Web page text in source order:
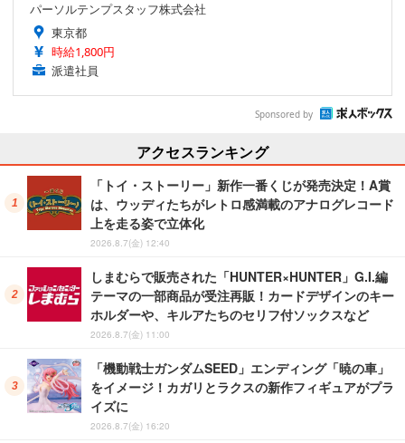
パーソルテンプスタッフ株式会社
東京都
時給1,800円
派遣社員
Sponsored by
アクセスランキング
「トイ・ストーリー」新作一番くじが発売決定！A賞
は、ウッディたちがレトロ感満載のアナログレコード
上を走る姿で立体化
2026.8.7(金) 12:40
しまむらで販売された「HUNTER×HUNTER」G.I.編
テーマの一部商品が受注再販！カードデザインのキー
ホルダーや、キルアたちのセリフ付ソックスなど
2026.8.7(金) 11:00
「機動戦士ガンダムSEED」エンディング「暁の車」
をイメージ！カガリとラクスの新作フィギュアがプラ
イズに
2026.8.7(金) 16:20